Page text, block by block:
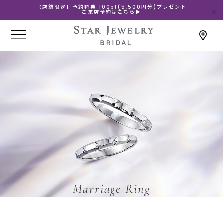
【店舗限定】予約特典 100pt(5,500円分)プレゼント
ご来店予約はこちら▶
Marriage Ring